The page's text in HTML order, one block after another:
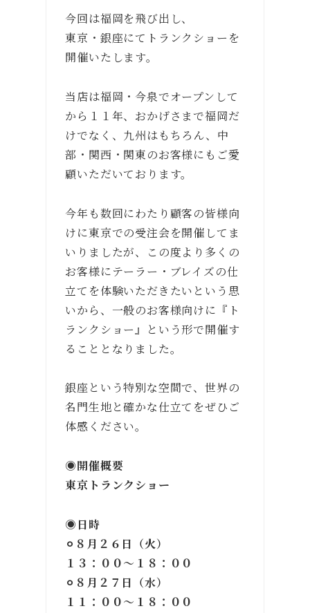
今回は福岡を飛び出し、
東京・銀座にてトランクショーを
開催いたします。
当店は福岡・今泉でオープンして
から１１年、おかげさまで福岡だ
けでなく、九州はもちろん、中
部・関西・関東のお客様にもご愛
顧いただいております。
今年も数回にわたり顧客の皆様向
けに東京での受注会を開催してま
いりましたが、この度より多くの
お客様にテーラー・ブレイズの仕
立てを体験いただきたいという思
いから、一般のお客様向けに『ト
ランクショー』という形で開催す
ることとなりました。
銀座という特別な空間で、世界の
名門生地と確かな仕立てをぜひご
体感ください。
◉開催概要
東京トランクショー
◉日時
⚪︎８月２６日（火）
１３：００〜１８：００
⚪︎８月２７日（水）
１１：００〜１８：００